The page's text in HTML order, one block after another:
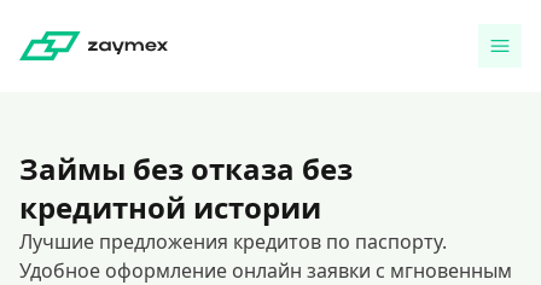
Займы без отказа без
кредитной истории
Лучшие предложения кредитов по паспорту.
Удобное оформление онлайн заявки с мгновенным